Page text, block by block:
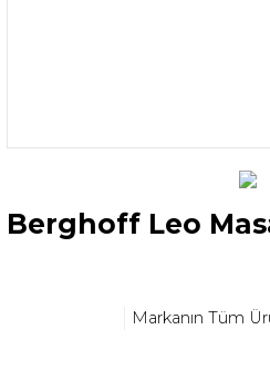
Berghoff Leo
Markanın Tüm